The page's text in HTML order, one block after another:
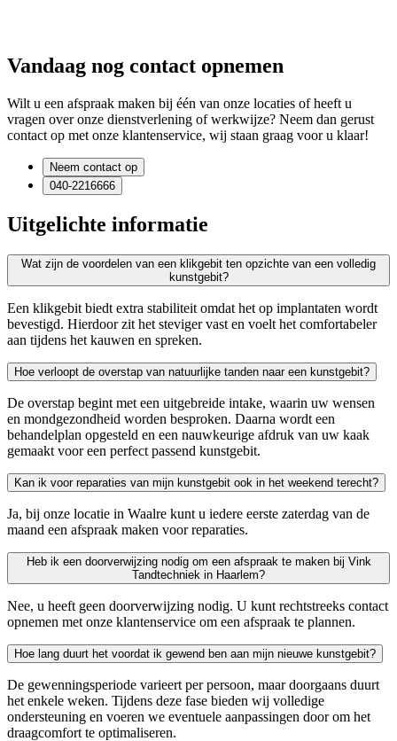
Vandaag nog contact opnemen
Wilt u een afspraak maken bij één van onze locaties of heeft u
vragen over onze dienstverlening of werkwijze? Neem dan gerust
contact op met onze klantenservice, wij staan graag voor u klaar!
Neem contact op
040-2216666
Uitgelichte informatie
Wat zijn de voordelen van een klikgebit ten opzichte van een volledig
kunstgebit?
Een klikgebit biedt extra stabiliteit omdat het op implantaten wordt
bevestigd. Hierdoor zit het steviger vast en voelt het comfortabeler
aan tijdens het kauwen en spreken.
Hoe verloopt de overstap van natuurlijke tanden naar een kunstgebit?
De overstap begint met een uitgebreide intake, waarin uw wensen
en mondgezondheid worden besproken. Daarna wordt een
behandelplan opgesteld en een nauwkeurige afdruk van uw kaak
gemaakt voor een perfect passend kunstgebit.
Kan ik voor reparaties van mijn kunstgebit ook in het weekend terecht?
Ja, bij onze locatie in Waalre kunt u iedere eerste zaterdag van de
maand een afspraak maken voor reparaties.
Heb ik een doorverwijzing nodig om een afspraak te maken bij Vink
Tandtechniek in Haarlem?
Nee, u heeft geen doorverwijzing nodig. U kunt rechtstreeks contact
opnemen met onze klantenservice om een afspraak te plannen.
Hoe lang duurt het voordat ik gewend ben aan mijn nieuwe kunstgebit?
De gewenningsperiode varieert per persoon, maar doorgaans duurt
het enkele weken. Tijdens deze fase bieden wij volledige
ondersteuning en voeren we eventuele aanpassingen door om het
draagcomfort te optimaliseren.